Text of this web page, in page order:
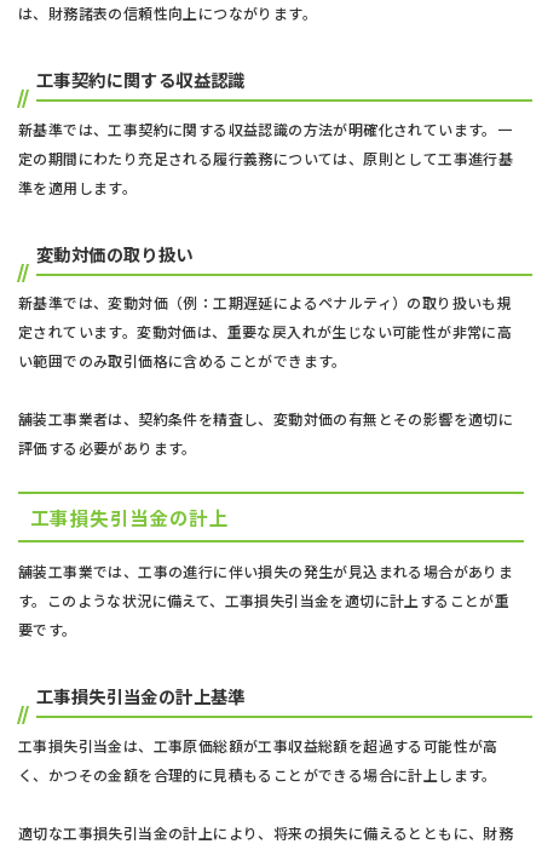
は、財務諸表の信頼性向上につながります。
工事契約に関する収益認識
新基準では、工事契約に関する収益認識の方法が明確化されています。一
定の期間にわたり充足される履行義務については、原則として工事進行基
準を適用します。
変動対価の取り扱い
新基準では、変動対価（例：工期遅延によるペナルティ）の取り扱いも規
定されています。変動対価は、重要な戻入れが生じない可能性が非常に高
い範囲でのみ取引価格に含めることができます。
舗装工事業者は、契約条件を精査し、変動対価の有無とその影響を適切に
評価する必要があります。
工事損失引当金の計上
舗装工事業では、工事の進行に伴い損失の発生が見込まれる場合がありま
す。このような状況に備えて、工事損失引当金を適切に計上することが重
要です。
工事損失引当金の計上基準
工事損失引当金は、工事原価総額が工事収益総額を超過する可能性が高
く、かつその金額を合理的に見積もることができる場合に計上します。
適切な工事損失引当金の計上により、将来の損失に備えるとともに、財務